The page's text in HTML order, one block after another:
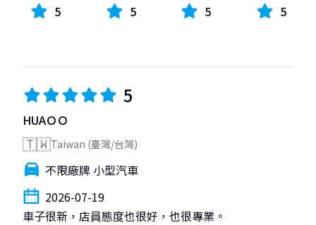
5
5
5
5
5
HUAＯＯ
🇹🇼Taiwan (臺灣/台灣)
不限廠牌 小型汽車
2026-07-19
車子很新，店員態度也很好，也很專業。